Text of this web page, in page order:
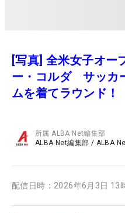
[写真] 全米女子オー
ー・コルダ サッカ
ムを着てラウンド！
所属ALBA Net編集部
ALBA Net編集部 / ALBA
配信日時： 2026年6月3日 13